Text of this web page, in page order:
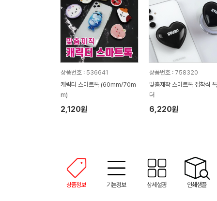
상품번호 : 536641
캐릭터 스마트톡 (60mm/70m
m)
2,120원
상품번호 : 758320
맞춤제작 스마트톡 접착식
더
6,220원
상품정보 기본정보 상세설명 인쇄샘플